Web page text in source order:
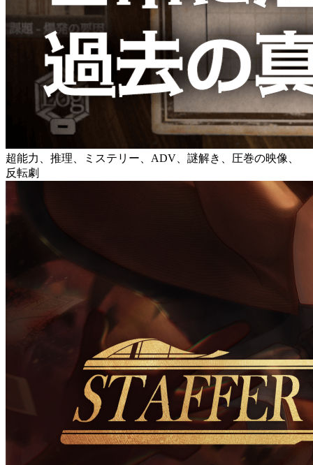
超能力、推理、ミステリー、ADV、謎解き、圧巻の映像、
反転劇